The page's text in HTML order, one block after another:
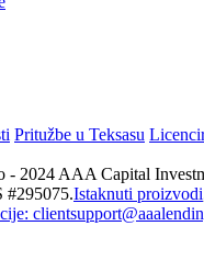
Pritužbe u Teksasu
- 2024 AAA Capital
#295075.Istaknuti proizvodi